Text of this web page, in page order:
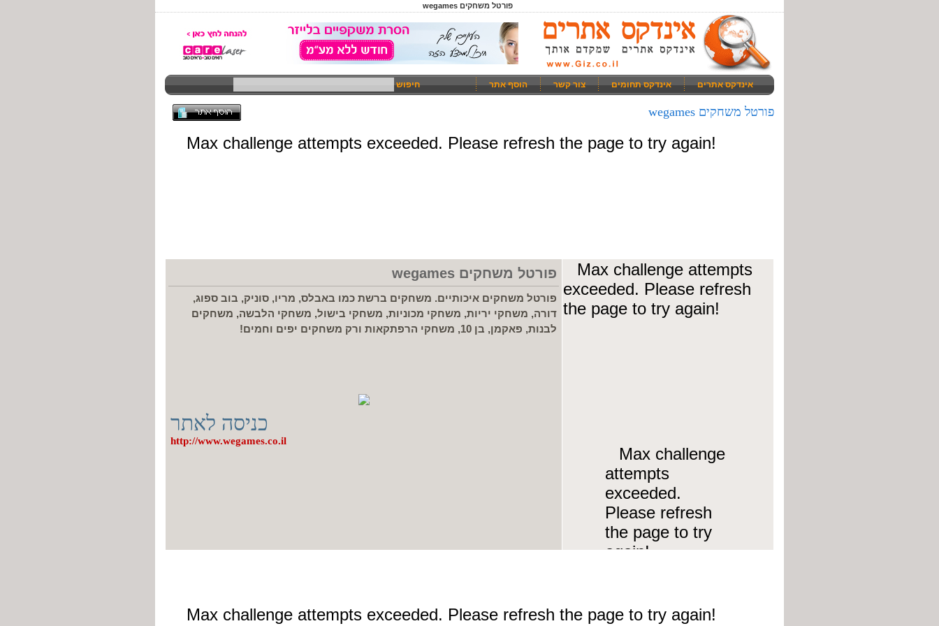
פורטל משחקים wegames
אינדקס אתרים אינדקס תחומים צור קשר הוסף אתר חיפוש
פורטל משחקים wegames
פורטל משחקים wegames
פורטל משחקים איכותיים. משחקים ברשת כמו באבלס, מריו, סוניק, בוב ספוג,
דורה, משחקי יריות, משחקי מכוניות, משחקי בישול, משחקי הלבשה, משחקים
לבנות, פאקמן, בן 10, משחקי הרפתקאות ורק משחקים יפים וחמים!
כניסה לאתר
http://www.wegames.co.il